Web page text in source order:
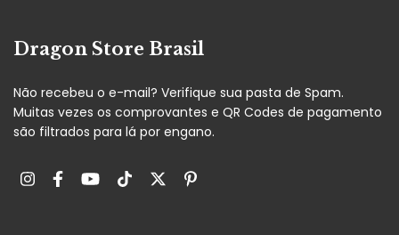
Dragon Store Brasil
Não recebeu o e-mail? Verifique sua pasta de Spam.
Muitas vezes os comprovantes e QR Codes de pagamento
são filtrados para lá por engano.